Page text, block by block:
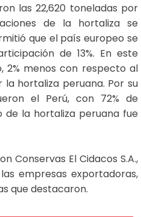
las 22,620 toneladas por
de la hortaliza se
que el país europeo se
de 13%. En este
2% menos con respecto al
hortaliza peruana. Por su
el Perú, con 72% de
de la hortaliza peruana fue
Conservas El Cidacos S.A.,
empresas exportadoras,
que destacaron.